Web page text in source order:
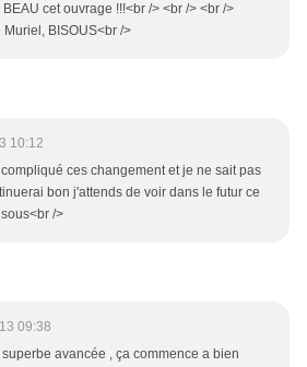
cet ouvrage !!!<br /> <br /> <br />
BISOUS<br />
10:12
ces changement et je ne sait pas
bon j'attends de voir dans le futur ce
/>
09:38
avancée , ça commence a bien